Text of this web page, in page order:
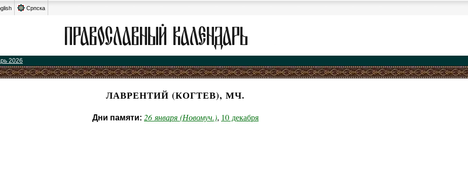
Српска
2026
ЛАВРЕНТИЙ (КОГТЕВ), МЧ.
Дни памяти: 26 января (Новомуч.), 10 декабря